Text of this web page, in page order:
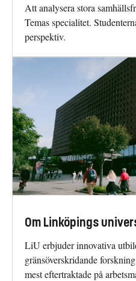
Att analysera stora
Temas specialitet.
perspektiv.
Om Linköpings
LiU erbjuder innovativa
gränsöverskridande
mest eftertraktade på